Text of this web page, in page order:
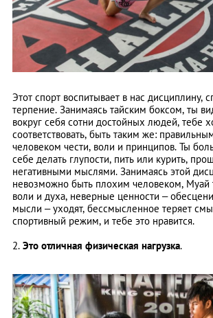
Этот спорт воспитывает в нас дисциплину,
терпение. Занимаясь тайским боксом, ты
вокруг себя сотни достойных людей, тебе
соответствовать, быть таким же:
человеком чести, воли и принципов. Ты
себе делать глупости, пить или курить,
негативными мыслями. Занимаясь этой
невозможно быть плохим человеком, Муай
воли и духа, неверные ценности –
мысли – уходят, бессмысленное теряет
спортивный режим, и тебе это нравится.
2. Это отличная физическая нагрузка.